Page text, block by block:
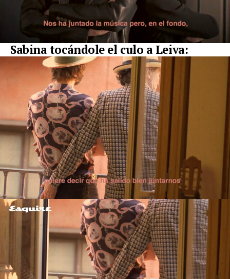
Sabina tocándole el culo a Leiva: